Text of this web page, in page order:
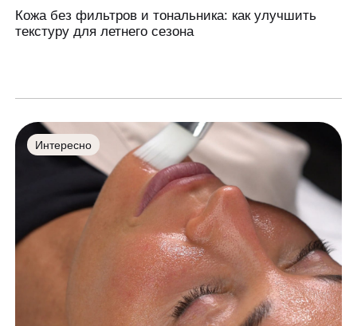
Кожа без фильтров и тональника: как улучшить
текстуру для летнего сезона
Интересно